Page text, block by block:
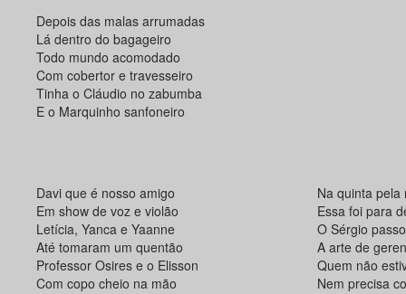
Depois das malas arrumadas
Lá dentro do bagageiro
Todo mundo acomodado
Com cobertor e travesseiro
Tinha o Cláudio no zabumba
E o Marquinho sanfoneiro
Davi que é nosso amigo
Em show de voz e violão
Letícia, Yanca e Yaanne
Até tomaram um quentão
Professor Osires e o Elisson
Com copo cheio na mão
Na quinta pela
Essa foi para
O Sérgio
A arte de
Quem não
Nem precisa